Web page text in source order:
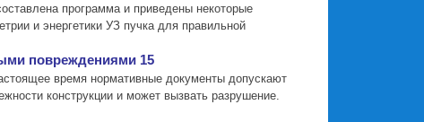
программа и приведены некоторые
и энергетики УЗ пучка для правильной
повреждениями 15
время нормативные документы допускают
конструкции и может вызвать разрушение.